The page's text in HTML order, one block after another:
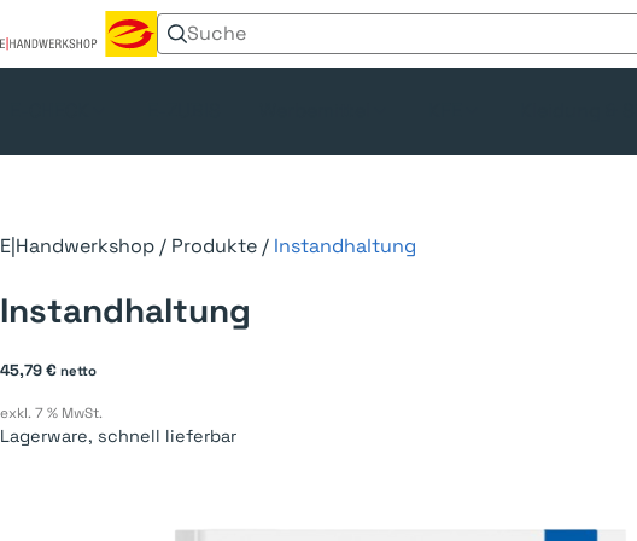
Suchen nach:
E|Handwerkshop / Produkte / Instandhaltung
Instandhaltung
45,79€ netto
exkl. 7 % MwSt.
Lagerware, schnell lieferbar